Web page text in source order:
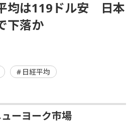
均は119ドル安 日本
下落か
日経平均
ューヨーク市場